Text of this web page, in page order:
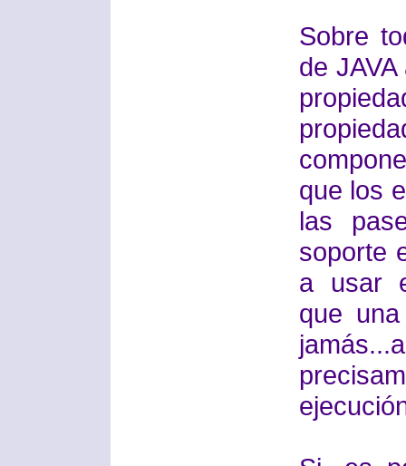
Sobre
de
que los
las
soporte
a usar
que